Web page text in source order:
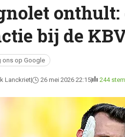
bij de
ons op Google
Lanckriet 26 mei 2026 22:15 244